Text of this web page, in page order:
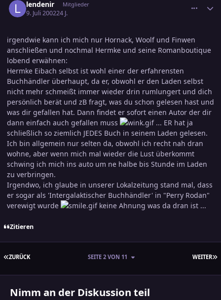
lendenir Mitglieder
9. Juli 200224 J.
irgendwie kann ich mich nur Hornack, Woolf und Finwen
anschließen und nochmal Hermke und seine Romanboutique
lobend erwähnen:
Hermke Eibach selbst ist wohl einer der erfahrensten
Buchhändler überhaupt, da er, obwohl er den Laden selbst
nicht mehr schmeißt immer wieder drin rumlungert und dich
persönlich berät und zB fragt, was du schon gelesen hast und
was dir gefallen hat. Dann findet er sofort einen Autor der dir
dann einfach auch gefallen muss
... ER hat ja
schließlich so ziemlich JEDES Buch in seinem Laden gelesen.
Ich bin allgemein nur selten da, obwohl ich recht nah dran
wohne, aber wenn mich mal wieder die Lust überkommt
schwing ich mich ins auto um ne halbe bis Stunde im Laden
zu verbringen.
Irgendwo, ich glaube in unserer Lokalzeitung stand mal, dass
er sogar als 'Intergalaktischer Buchhändler' in "Perry Rodan"
verewigt wurde
keine Ahnung was da dran ist ...
Zitieren
ERSTE SEITE
ZURÜCK WEITER
SEITE 2 VON 11
Nimm an der Diskussion teil